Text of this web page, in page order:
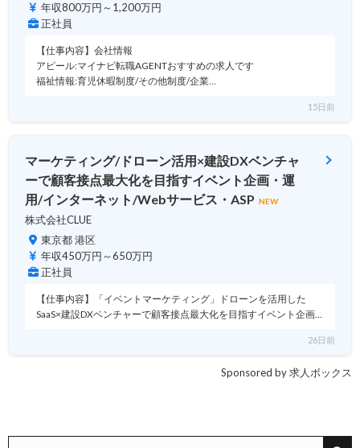
年収800万円～1,200万円
正社員
【仕事内容】会社情報
アピール:マイナビ転職AGENTおすすめの求人です
福祉情報:育児休暇制度/その他制度/企業…
15日前
マーケティング/ドローン活用×建設DXベンチャ
ーで顧客接点最大化を目指すイベント企画・運
用/インターネット/Webサービス・ASP NEW
株式会社CLUE
東京都 港区
年収450万円～650万円
正社員
【仕事内容】「イベントマーケティング」ドローンを活用した
SaaS×建設DXベンチャーで顧客接点最大化を目指すイベント企画…
26日前
Sponsored by 求人ボックス